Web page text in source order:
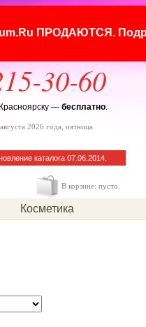
ПРОДАЮТСЯ.
30-60
— бесплатно.
2026 года, пятница
каталога 07.06.2014.
В корзине: пусто.
Косметика